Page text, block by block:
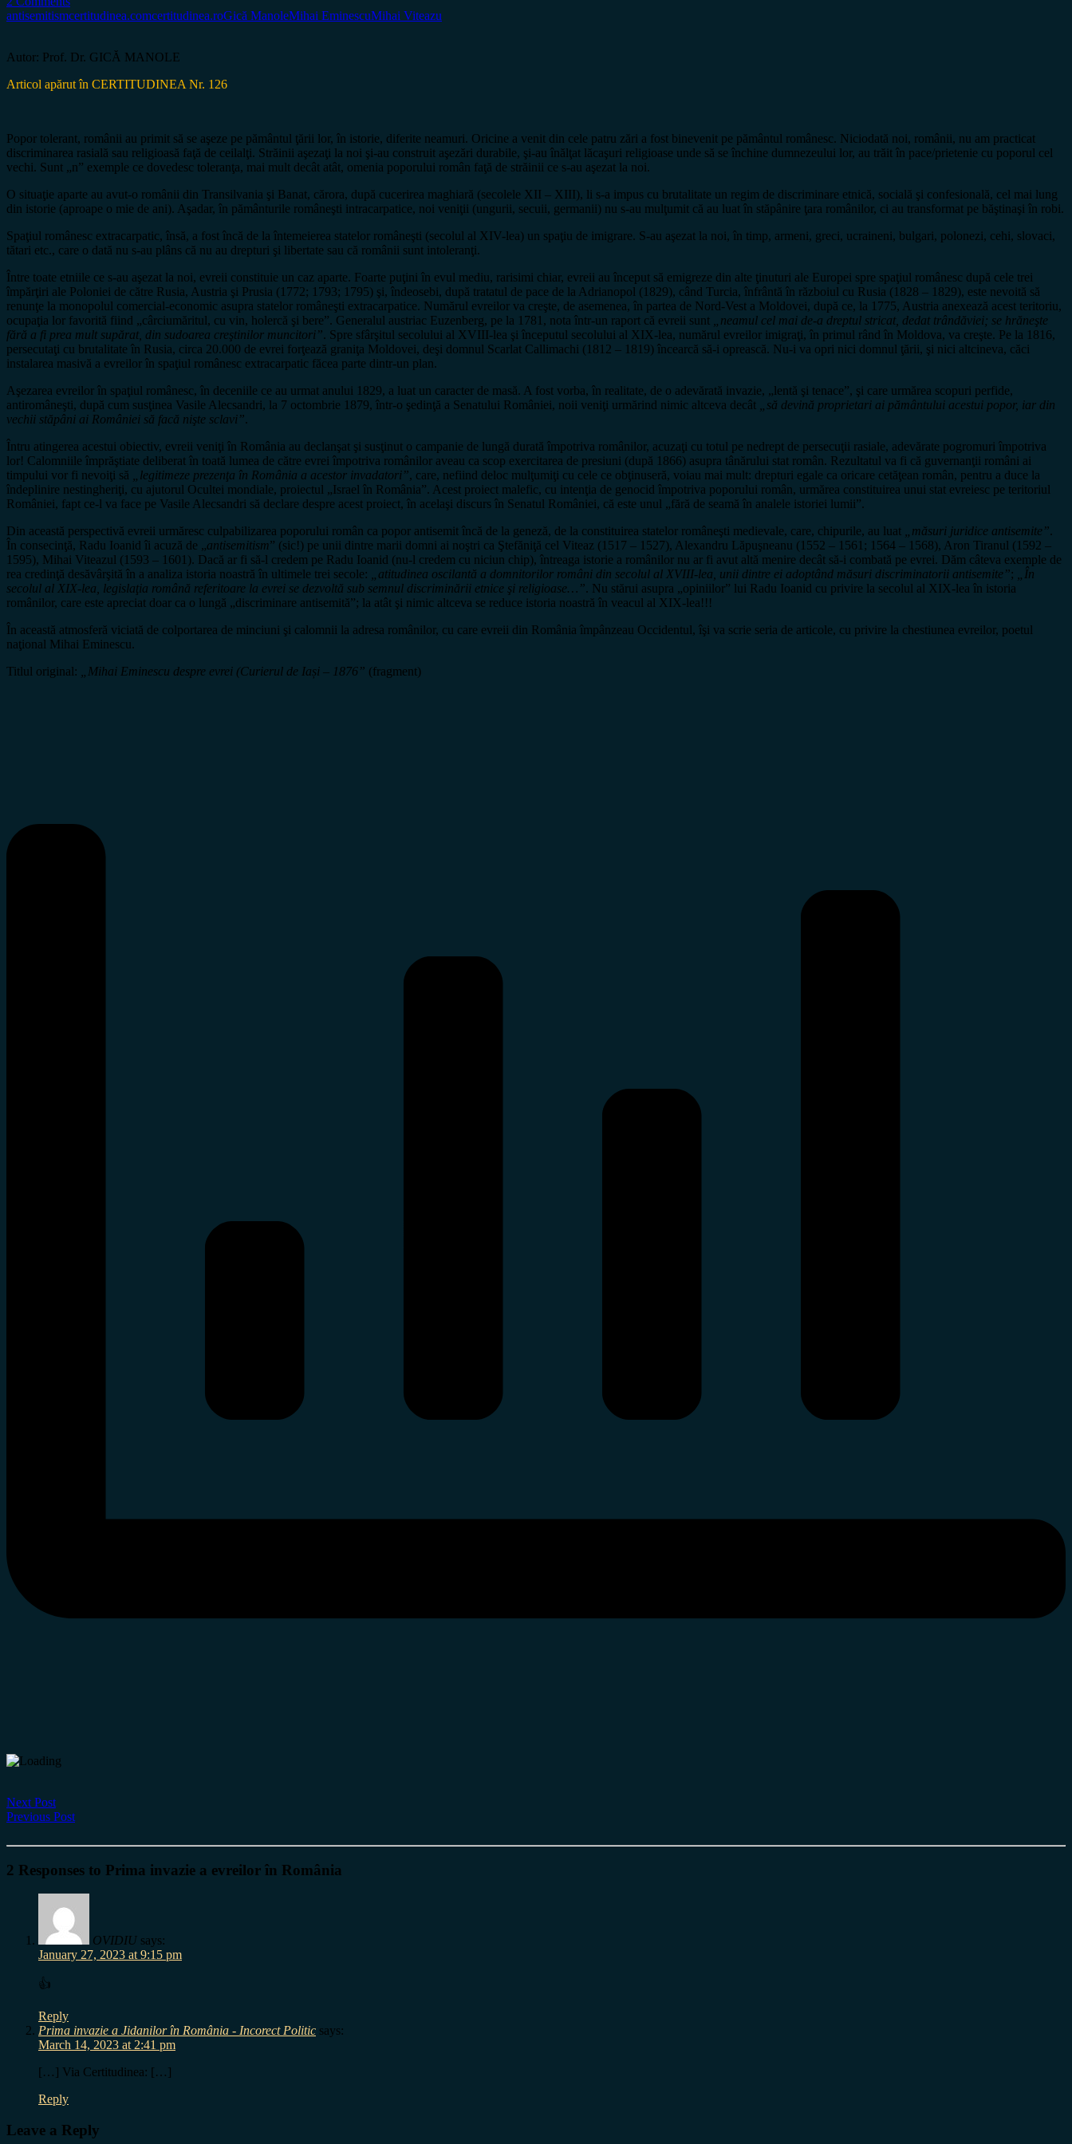
antisemitismcertitudinea.comcertitudinea.roGică ManoleMihai EminescuMihai Viteazu
Autor: Prof. Dr. GICĂ MANOLE
Articol apărut în CERTITUDINEA Nr. 126
Popor tolerant, românii au primit să se aşeze pe pământul ţării lor, în istorie, diferite neamuri. Oricine a venit din cele patru zări a fost binevenit pe pământul românesc. Niciodată noi, românii, nu am practicat
discriminarea rasială sau religioasă faţă de ceilalţi. Străinii aşezaţi la noi şi-au construit aşezări durabile, şi-au înălţat lăcaşuri religioase unde să se închine dumnezeului lor, au trăit în pace/prietenie cu poporul cel
vechi. Sunt „n” exemple ce dovedesc toleranţa, mai mult decât atât, omenia poporului român faţă de străinii ce s-au aşezat la noi.
O situaţie aparte au avut-o românii din Transilvania şi Banat, cărora, după cucerirea maghiară (secolele XII – XIII), li s-a impus cu brutalitate un regim de discriminare etnică, socială şi confesională, cel mai lung
din istorie (aproape o mie de ani). Aşadar, în pământurile româneşti intracarpatice, noi veniţii (ungurii, secuii, germanii) nu s-au mulţumit că au luat în stăpânire ţara românilor, ci au transformat pe băştinaşi în robi.
Spaţiul românesc extracarpatic, însă, a fost încă de la întemeierea statelor româneşti (secolul al XIV-lea) un spaţiu de imigrare. S-au aşezat la noi, în timp, armeni, greci, ucraineni, bulgari, polonezi, cehi, slovaci,
tătari etc., care o dată nu s-au plâns că nu au drepturi şi libertate sau că românii sunt intoleranţi.
Între toate etniile ce s-au aşezat la noi, evreii constituie un caz aparte. Foarte puţini în evul mediu, rarisimi chiar, evreii au început să emigreze din alte ţinuturi ale Europei spre spaţiul românesc după cele trei
împărţiri ale Poloniei de către Rusia, Austria şi Prusia (1772; 1793; 1795) şi, îndeosebi, după tratatul de pace de la Adrianopol (1829), când Turcia, înfrântă în războiul cu Rusia (1828 – 1829), este nevoită să
renunţe la monopolul comercial-economic asupra statelor româneşti extracarpatice. Numărul evreilor va creşte, de asemenea, în partea de Nord-Vest a Moldovei, după ce, la 1775, Austria anexează acest teritoriu,
ocupaţia lor favorită fiind „cârciumăritul, cu vin, holercă şi bere”. Generalul austriac Euzenberg, pe la 1781, nota într-un raport că evreii sunt
„neamul cel mai de-a dreptul stricat, dedat trândăviei; se hrăneşte
fără a fi prea mult supărat, din sudoarea creştinilor muncitori”. Spre sfârşitul secolului al XVIII-lea şi începutul secolului al XIX-lea, numărul evreilor imigraţi, în primul rând în Moldova, va creşte. Pe la 1816,
persecutaţi cu brutalitate în Rusia, circa 20.000 de evrei forţează graniţa Moldovei, deşi domnul Scarlat Callimachi (1812 – 1819) încearcă să-i oprească. Nu-i va opri nici domnul ţării, şi nici altcineva, căci
instalarea masivă a evreilor în spaţiul românesc extracarpatic făcea parte dintr-un plan.
Aşezarea evreilor în spaţiul românesc, în deceniile ce au urmat anului 1829, a luat un caracter de masă. A fost vorba, în realitate, de o adevărată invazie, „lentă şi tenace”, şi care urmărea scopuri perfide,
antiromâneşti, după cum susţinea Vasile Alecsandri, la 7 octombrie 1879, într-o şedinţă a Senatului României, noii veniţi urmărind nimic altceva decât
„să devină proprietari ai pământului acestui popor, iar din
vechii stăpâni ai României să facă nişte sclavi”.
Întru atingerea acestui obiectiv, evreii veniţi în România au declanşat şi susţinut o campanie de lungă durată împotriva românilor, acuzaţi cu totul pe nedrept de persecuţii rasiale, adevărate pogromuri împotriva
lor! Calomniile împrăştiate deliberat în toată lumea de către evrei împotriva românilor aveau ca scop exercitarea de presiuni (după 1866) asupra tânărului stat român. Rezultatul va fi că guvernanţii români ai
timpului vor fi nevoiţi să
„legitimeze prezenţa în România a acestor invadatori”, care, nefiind deloc mulţumiţi cu cele ce obţinuseră, voiau mai mult: drepturi egale ca oricare cetăţean român, pentru a duce la
îndeplinire nestingheriţi, cu ajutorul Ocultei mondiale, proiectul „Israel în România”. Acest proiect malefic, cu intenţia de genocid împotriva poporului român, urmărea constituirea unui stat evreiesc pe teritoriul
României, fapt ce-l va face pe Vasile Alecsandri să declare despre acest proiect, în acelaşi discurs în Senatul României, că este unul „fără de seamă în analele istoriei lumii”.
Din această perspectivă evreii urmăresc culpabilizarea poporului român ca popor antisemit încă de la geneză, de la constituirea statelor româneşti medievale, care, chipurile, au luat
„măsuri juridice antisemite”.
În consecinţă, Radu Ioanid îi acuză de „antisemitism” (sic!) pe unii dintre marii domni ai noştri ca Ştefăniţă cel Viteaz (1517 – 1527), Alexandru Lăpuşneanu (1552 – 1561; 1564 – 1568), Aron Tiranul (1592 –
1595), Mihai Viteazul (1593 – 1601). Dacă ar fi să-l credem pe Radu Ioanid (nu-l credem cu niciun chip), întreaga istorie a românilor nu ar fi avut altă menire decât să-i combată pe evrei. Dăm câteva exemple de
rea credinţă desăvârşită în a analiza istoria noastră în ultimele trei secole:
„atitudinea oscilantă a domnitorilor români din secolul al XVIII-lea, unii dintre ei adoptând măsuri discriminatorii antisemite”;
„În
secolul al XIX-lea, legislaţia română referitoare la evrei se dezvoltă sub semnul discriminării etnice şi religioase…”. Nu stărui asupra „opiniilor” lui Radu Ioanid cu privire la secolul al XIX-lea în istoria
românilor, care este apreciat doar ca o lungă „discriminare antisemită”; la atât şi nimic altceva se reduce istoria noastră în veacul al XIX-lea!!!
În această atmosferă viciată de colportarea de minciuni şi calomnii la adresa românilor, cu care evreii din România împânzeau Occidentul, îşi va scrie seria de articole, cu privire la chestiunea evreilor, poetul
naţional Mihai Eminescu.
Titlul original:
„Mihai Eminescu despre evrei (Curierul de Iași – 1876” (fragment)
Next Post
Previous Post
2 Responses to Prima invazie a evreilor în România
OVIDIU says:
January 27, 2023 at 9:15 pm
👍
Reply
Prima invazie a Jidanilor în România - Incorect Politic says:
March 14, 2023 at 2:41 pm
[…] Via Certitudinea: […]
Reply
Leave a Reply